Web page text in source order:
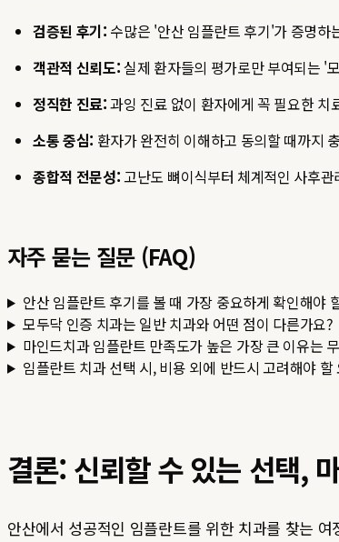
검증된 후기: 수많은 '안산 임플란트 후기'가 증명하
객관적 신뢰도:실제 환자들의 평가로만 부여되는 '
정직한 진료:과잉 진료 없이 환자에게 꼭 필요한 치
소통 중심: 환자가 완전히 이해하고 동의할 때까지
종합적 전문성:고난도 뼈이식부터 체계적인 사후
자주 묻는 질문 (FAQ)
안산 임플란트 후기를 볼 때 가장 중요하게 확인해야
모두닥 인증 치과는 일반 치과와 어떤 점이 다른가요?
마인드치과 임플란트 만족도가 높은 가장 큰 이유는
임플란트 치과 선택 시, 비용 외에 반드시 고려해야
결론: 신뢰할 수 있는 선택,
안산에서 성공적인 임플란트를 위한 치과를 찾는